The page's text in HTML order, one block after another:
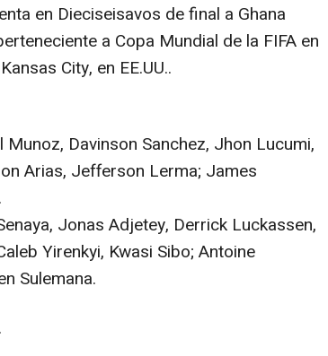
en Dieciseisavos de final a Ghana
a Copa Mundial de la FIFA en
City, en EE.UU..
Munoz, Davinson Sanchez, Jhon Lucumi,
Arias, Jefferson Lerma; James
Jonas Adjetey, Derrick Luckassen,
Yirenkyi, Kwasi Sibo; Antoine
Sulemana.